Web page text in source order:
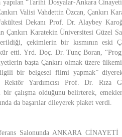
“Tarihi Dosyalar-Ankara
Valisi Vahdettin Özcan, Çankırı
Dekanı Prof. Dr. Alaybey
Çankırı Karatekin Üniversitesi Güzel
çekimlerin bir kısmının eski
etti. Yrd. Doç. Dr. Tunç Boran,
başta Çankırı olmak üzere
bir belgesel filmi yapmak”
Yardımcısı Prof. Dr. Rıza
bir çalışma olduğunu belirterek,
da başarılar dileyerek plaket verdi.
Salonunda ANKARA CİNAYETİ